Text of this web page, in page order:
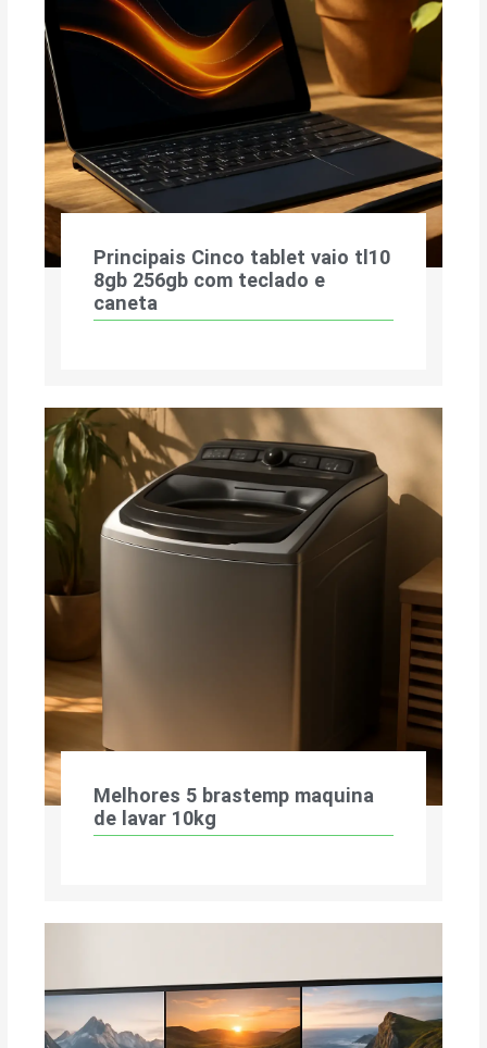
Principais Cinco tablet vaio tl10
8gb 256gb com teclado e
caneta
Melhores 5 brastemp maquina
de lavar 10kg